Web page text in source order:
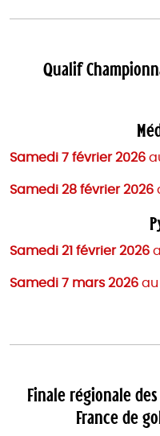
Qualif
Samedi 7 février 2026
Samedi 28 février 2026
Samedi 21 février 2026
Samedi 7 mars 2026 au
Finale régionale
France de